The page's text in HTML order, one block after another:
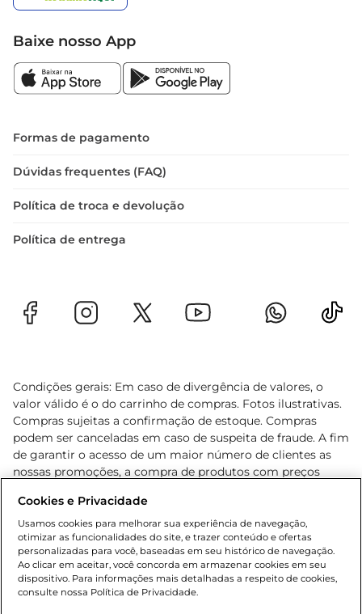
Baixe nosso App
Formas de pagamento
Dúvidas frequentes (FAQ)
Política de troca e devolução
Política de entrega
Condições gerais: Em caso de divergência de valores, o
valor válido é o do carrinho de compras. Fotos ilustrativas.
Compras sujeitas a confirmação de estoque. Compras
podem ser canceladas em caso de suspeita de fraude. A fim
de garantir o acesso de um maior número de clientes as
nossas promoções, a compra de produtos com preços
cliente. Os preços, ofertas e condições são exclusivos para
o e-commerce e válidos durante o dia de hoje, podendo
sofrer alterações sem prévia notificação. Proibida a venda
de bebidas alcoólicas para menores de 18 anos, conforme
Lei n.º 8069/90, art. 81, inciso II (Estatuto da Criança e do
Adolescente). Preços e condições exclusivos para o
Cookies e Privacidade
Usamos cookies para melhorar sua experiência de navegação,
otimizar as funcionalidades do site, e trazer conteúdo e ofertas
personalizadas para você, baseadas em seu histórico de navegação.
Ao clicar em aceitar, você concorda em armazenar cookies em seu
dispositivo. Para informações mais detalhadas a respeito de cookies,
consulte nossa Política de Privacidade.